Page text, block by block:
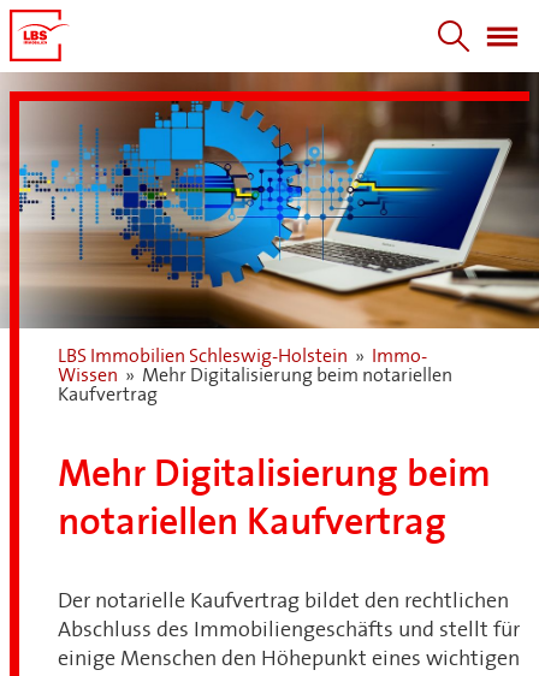
LBS Immobilien Schleswig-Holstein »
Immo-
Wissen » Mehr Digitalisierung beim notariellen
Kaufvertrag
Mehr Digitalisierung beim
notariellen Kaufvertrag
Der notarielle Kaufvertrag bildet den rechtlichen
Abschluss des Immobiliengeschäfts und stellt für
einige Menschen den Höhepunkt eines wichtigen